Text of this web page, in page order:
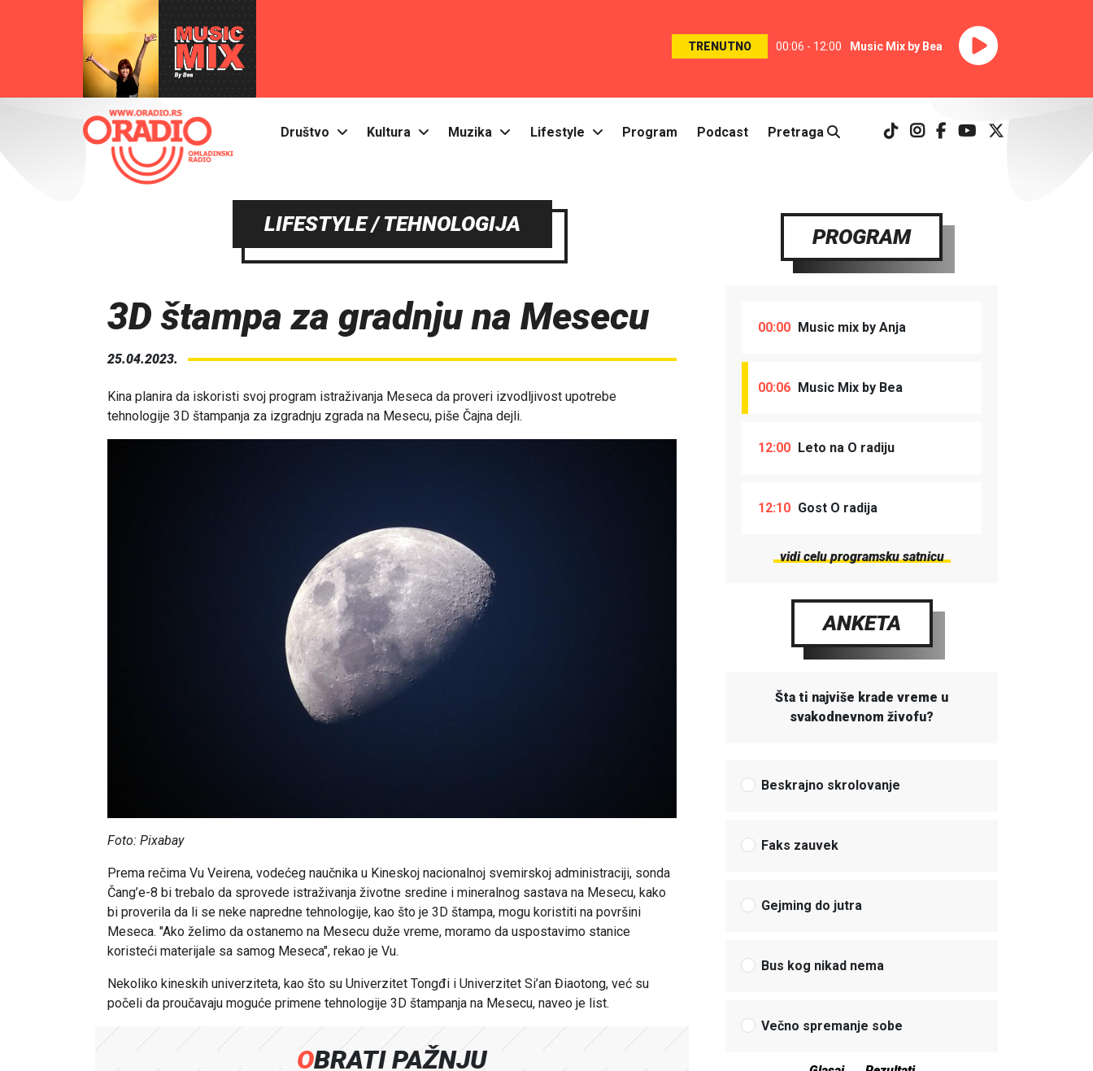
TRENUTNO 00:06 - 12:00 Music Mix by Bea
Društvo Kultura Muzika Lifestyle Program Podcast Pretraga
LIFESTYLE / TEHNOLOGIJA
3D štampa za gradnju na Mesecu
25.04.2023.
Kina planira da iskoristi svoj program istraživanja Meseca da proveri izvodljivost upotrebe
tehnologije 3D štampanja za izgradnju zgrada na Mesecu, piše Čajna dejli.
Foto: Pixabay
Prema rečima Vu Veirena, vodećeg naučnika u Kineskoj nacionalnoj svemirskoj administraciji, sonda
Čang’e-8 bi trebalo da sprovede istraživanja životne sredine i mineralnog sastava na Mesecu, kako
bi proverila da li se neke napredne tehnologije, kao što je 3D štampa, mogu koristiti na površini
Meseca. "Ako želimo da ostanemo na Mesecu duže vreme, moramo da uspostavimo stanice
koristeći materijale sa samog Meseca", rekao je Vu.
Nekoliko kineskih univerziteta, kao što su Univerzitet Tongđi i Univerzitet Si’an Điaotong, već su
počeli da proučavaju moguće primene tehnologije 3D štampanja na Mesecu, naveo je list.
OBRATI PAŽNJU
PROGRAM
00:00 Music mix by Anja
00:06 Music Mix by Bea
12:00 Leto na O radiju
12:10 Gost O radija
vidi celu programsku satnicu
ANKETA
Šta ti najviše krade vreme u
svakodnevnom živofu?
Beskrajno skrolovanje
Faks zauvek
Gejming do jutra
Bus kog nikad nema
Večno spremanje sobe